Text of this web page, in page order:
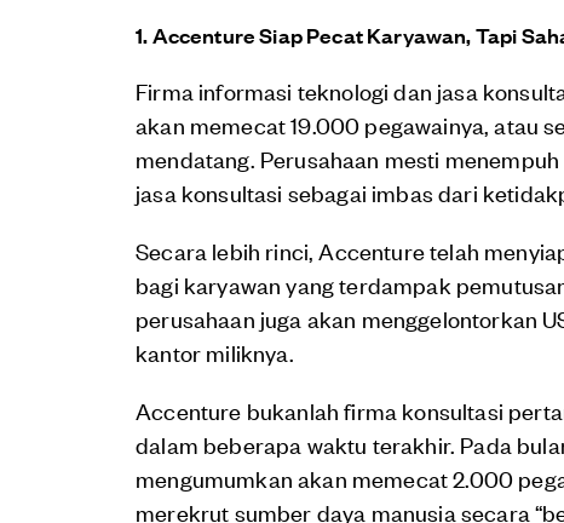
1. Accenture Siap Pecat Karyawan, Tapi
Firma informasi teknologi dan jasa
akan memecat 19.000 pegawainya, atau
mendatang. Perusahaan mesti
jasa konsultasi sebagai imbas dari
Secara lebih rinci, Accenture telah
bagi karyawan yang terdampak
perusahaan juga akan menggelontorkan
kantor miliknya.
Accenture bukanlah firma konsultasi
dalam beberapa waktu terakhir. Pada
mengumumkan akan memecat 2.000
merekrut sumber daya manusia secara